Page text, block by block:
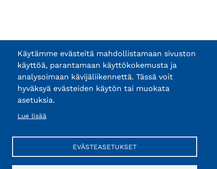
Käytämme evästeitä mahdollistamaan sivuston
käyttöä, parantamaan käyttökokemusta ja
analysoimaan kävijäliikennettä. Tässä voit
hyväksyä evästeiden käytön tai muokata
asetuksia.
Lue lisää
EVÄSTEASETUKSET